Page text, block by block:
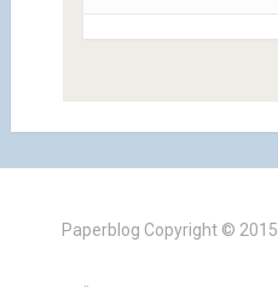
Paperblog Copyright © 2015.